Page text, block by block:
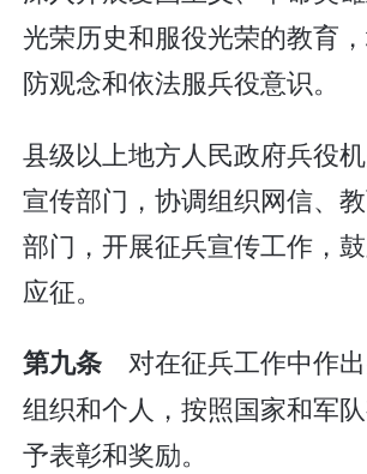
光荣历史和服役光荣的教育
防观念和依法服兵役意识。
县级以上地方人民政府兵役
宣传部门，协调组织网信、
部门，开展征兵宣传工作，
应征。
第九条 对在征兵工作中作
组织和个人，按照国家和军
予表彰和奖励。